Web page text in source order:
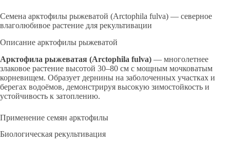
Семена арктофилы рыжеватой (Arctophila fulva) — северное
влаголюбивое растение для рекультивации
Описание арктофилы рыжеватой
Арктофила рыжеватая (Arctophila fulva) — многолетнее
злаковое растение высотой 30–80 см с мощным мочковатым
корневищем. Образует дернины на заболоченных участках и
берегах водоёмов, демонстрируя высокую зимостойкость и
устойчивость к затоплению.
Применение семян арктофилы
Биологическая рекультивация